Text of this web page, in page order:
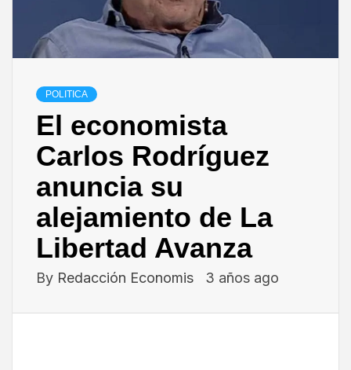
POLITICA
El economista
Carlos Rodríguez
anuncia su
alejamiento de La
Libertad Avanza
By Redacción Economis 3 años ago